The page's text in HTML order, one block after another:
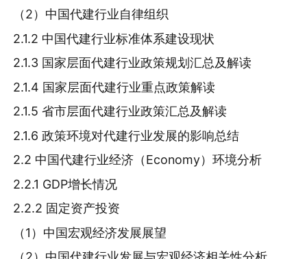
（2）中国代建行业自律组织
2.1.2 中国代建行业标准体系建设现状
2.1.3 国家层面代建行业政策规划汇总及解读
2.1.4 国家层面代建行业重点政策解读
2.1.5 省市层面代建行业政策汇总及解读
2.1.6 政策环境对代建行业发展的影响总结
2.2 中国代建行业经济（Economy）环境分析
2.2.1 GDP增长情况
2.2.2 固定资产投资
（1）中国宏观经济发展展望